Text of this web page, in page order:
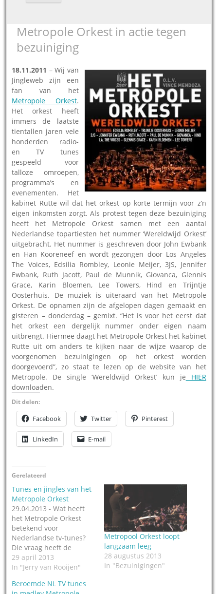
Metropole Orkest in actie tegen
bezuiniging
18.11.2011 – Wij van
Jingleweb zijn een
fan van het
Metropole Orkest.
Het orkest heeft
immers de laatste
tientallen jaren vele
honderden radio-
en TV tunes
gespeeld voor
talloze omroepen,
programma’s en
evenementen. Het
kabinet Rutte wil dat het orkest op korte termijn voor z’n
eigen inkomsten zorgt. Als protest tegen deze bezuiniging
heeft het Metropole Orkest samen met een aantal
Nederlandse topartiesten het nummer ‘Wereldwijd Orkest’
uitgebracht. Het nummer is geschreven door John Ewbank
en Han Kooreneef en wordt gezongen door Los Angeles
The Voices, Edsilia Rombley, Leonie Meijer, 3JS, Jennifer
Ewbank, Ruth Jacott, Paul de Munnik, Giovanca, Glennis
Grace, Karin Bloemen, Lee Towers, Hind en Trijntje
Oosterhuis. De muziek is uiteraard van het Metropole
Orkest. De opnamen zijn de afgelopen dagen gemaakt en
gisteren – donderdag – gemixt. “Het is voor het eerst dat
het orkest een dergelijk nummer onder eigen naam
uitbrengt. Hiermee daagt het Metropole Orkest het kabinet
Rutte uit om anders te kijken naar de wijze waarop de
voorgenomen bezuinigingen op het orkest worden
doorgevoerd”, zo staat te lezen op de website van het
Metropole. De single ‘Wereldwijd Orkest’ kun je HIER
downloaden.
Dit delen:
Facebook Twitter Pinterest
LinkedIn E-mail
Gerelateerd
Tunes en jingles van het
Metropole Orkest
29.04.2013 - Wat heeft
het Metropole Orkest
betekend voor
Nederlandse tv-tunes?
Die vraag heeft de
website Nieuwstunes
zichzelf gesteld én heel
vorm van een Special.
29 april 2013
In "Jerry van Rooijen"
Metropool Orkest loopt
langzaam leeg
28 augustus 2013
In "Bezuinigingen"
Beroemde NL TV tunes